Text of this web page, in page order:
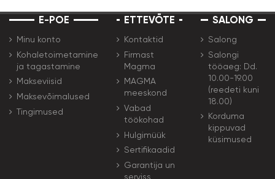
E-POE
Minu konto
Kohaletoimetamine
ja tagastamine
Makseviisid
Maksevõimalused
Tingimused
ETTEVŌTE
Kontaktid
Firmast
Magma
MAGMA
meeskond
Vabad
töökohad
Hulgimüük
Sertifikaadid
Garantija un
serviss
SALONG
Salong
Salongi
tööaeg: Dd.
10.00-19.00
(reedeti kuni
18.00)
Korduma
kippuvad
küsimused